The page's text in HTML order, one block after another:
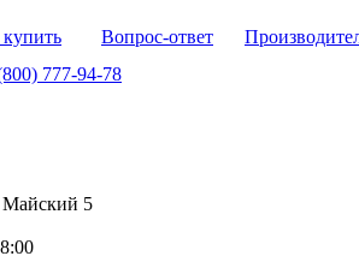
Вопрос-ответ
777-94-78
Майский 5